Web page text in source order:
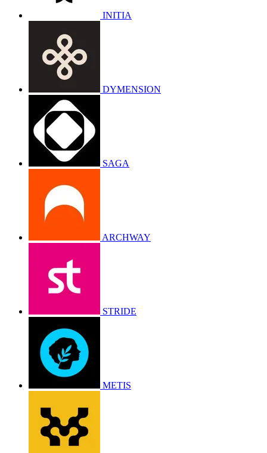
INITIA
DYMENSION
SAGA
ARCHWAY
STRIDE
METIS